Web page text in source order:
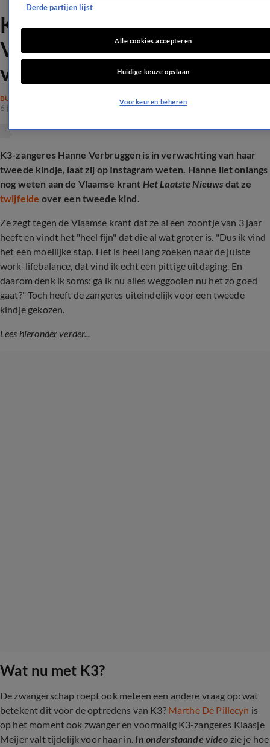
K3-zangeres Hanne
Verbruggen in verwachting
van tweede kindje
BUITENLAND
6 juli 2026, 13:21
K3-zangeres Hanne Verbruggen is in verwachting van haar
tweede kindje, laat zij op Instagram weten. Hanne liet onlangs
nog weten aan de Vlaamse krant Het Laatste Nieuws dat ze
twijfelde over een tweede kind.
Ze zegt tegen de Vlaamse krant dat ze al een zoontje van 3 jaar
heeft en vindt het "heel fijn" dat die al wat groter is. "Dus ik vind
het een moeilijke stap. Het is heel lang zoeken naar de juiste
work-lifebalance, dat vind ik echt een pittige uitdaging. En
daarom denk ik soms: ga ik nu alles weggooien nu het zo goed
gaat?" Toch heeft de zangeres uiteindelijk voor een tweede
kindje gekozen.
Lees hieronder verder...
Wat nu met K3?
De zwangerschap roept ook meteen een andere vraag op: wat
betekent dit voor de optredens van K3? Marthe De Pillecyn is
op het moment ook zwanger en voormalig K3-zangeres Klaasje
Meijer valt tijdelijk voor haar in. In onderstaande video zie je hoe
Derde partijen lijst
Alle cookies accepteren
Huidige keuze opslaan
Voorkeuren beheren